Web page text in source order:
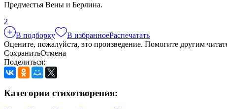
Предместья Вены и Берлина.
2
В подборку
В избранноеРаспечатать
Оцените, пожалуйста, это произведение. Помогите другим
СохранитьОтмена
Поделиться:
Категории стихотворения: